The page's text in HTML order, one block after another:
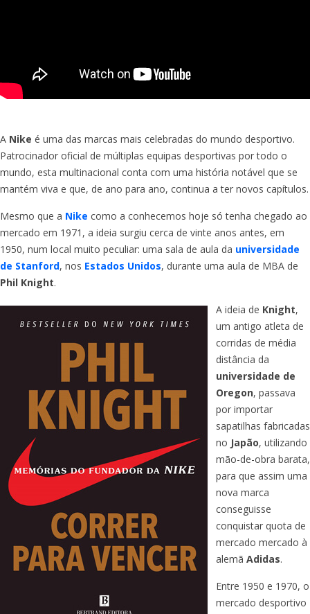
A Nike é uma das marcas mais celebradas do mundo desportivo.
Patrocinador oficial de múltiplas equipas desportivas por todo o
mundo, esta multinacional conta com uma história notável que se
mantém viva e que, de ano para ano, continua a ter novos capítulos.
Mesmo que a Nike como a conhecemos hoje só tenha chegado ao
mercado em 1971, a ideia surgiu cerca de vinte anos antes, em
1950, num local muito peculiar: uma sala de aula da universidade
de Stanford, nos Estados Unidos, durante uma aula de MBA de
Phil Knight.
A ideia de Knight,
um antigo atleta de
corridas de média
distância da
universidade de
Oregon, passava
por importar
sapatilhas fabricadas
no Japão, utilizando
mão-de-obra barata,
para que assim uma
nova marca
conseguisse
conquistar quota de
mercado mercado à
alemã Adidas.
Entre 1950 e 1970, o
mercado desportivo